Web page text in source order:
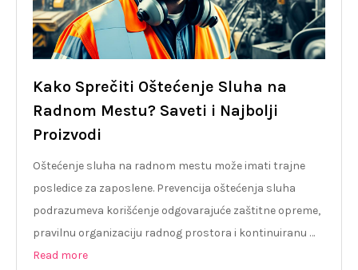
Kako Sprečiti Oštećenje Sluha na
Radnom Mestu? Saveti i Najbolji
Proizvodi
Oštećenje sluha na radnom mestu može imati trajne
posledice za zaposlene. Prevencija oštećenja sluha
podrazumeva korišćenje odgovarajuće zaštitne opreme,
pravilnu organizaciju radnog prostora i kontinuiranu …
Read more